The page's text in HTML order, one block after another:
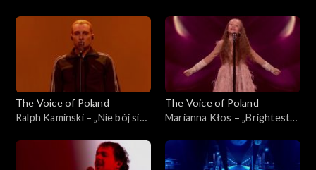
29 listopada 2025
Finał, 29 listopada 2025
The Voice of Poland
Ralph Kaminski – „Nie bój się
Poland”, Finał, 29 listopada
The Voice of Poland
Marianna Kłos – „Brightest
Finał, 29 listopada 2025